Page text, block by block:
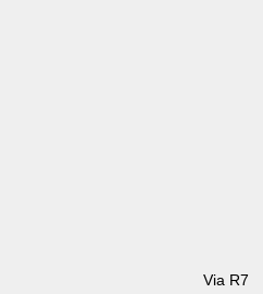
Via R7